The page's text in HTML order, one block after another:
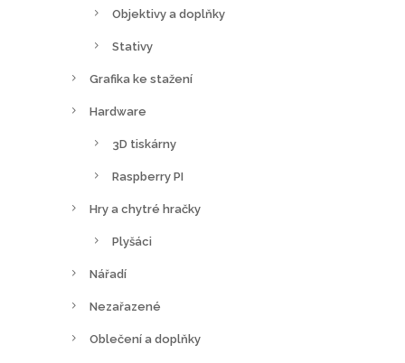
Objektivy a doplňky
Stativy
Grafika ke stažení
Hardware
3D tiskárny
Raspberry PI
Hry a chytré hračky
Plyšáci
Nářadí
Nezařazené
Oblečení a doplňky